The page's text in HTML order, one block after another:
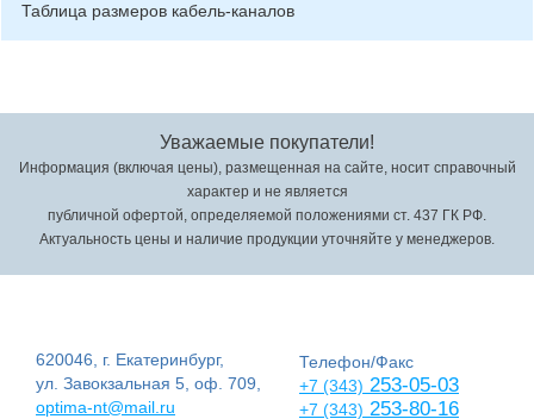
Таблица размеров кабель-каналов
Уважаемые покупатели!
Информация (включая цены), размещенная на сайте, носит справочный
характер и не является
публичной офертой, определяемой положениями ст. 437 ГК РФ.
Актуальность цены и наличие продукции уточняйте у менеджеров.
620046, г. Екатеринбург,
ул. Завокзальная 5, оф. 709,
optima-nt@mail.ru
Телефон/Факс
+7 (343) 253-05-03
+7 (343) 253-80-16